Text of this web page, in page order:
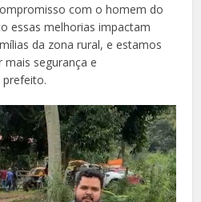
com o homem do
essas melhorias impactam
da zona rural, e estamos
segurança e
prefeito.